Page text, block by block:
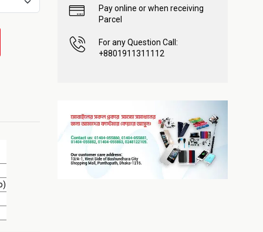
Pay online or when receiving
Parcel
For any Question Call:
+8801911311112